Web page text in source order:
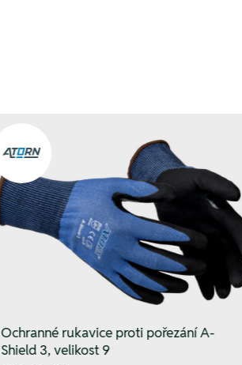
Ochranné rukavice proti pořezání A-
Shield 3, velikost 9